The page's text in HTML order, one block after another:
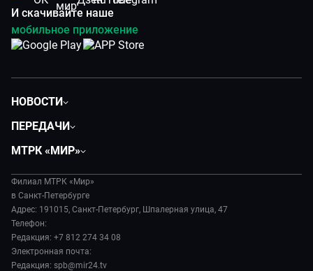
И скачивайте наше
мобильное приложение
НОВОСТИ
Происшествия
Экономика
Культура
ПЕРЕДАЧИ
Игра в кино
Исторический детектив
Миллион за 5 минут
МИР. Мнение
Мировое соглашение
МТРК «МИР»
История
Руководство
Новости компании
Пресса о нас
Карьера
Филиал МТРК «Мир»
в Санкт-Петербурге
Адрес: 191015, Санкт-Петербург, Шпалерная улица, 47
Телефон:
Редакция: +7 812 274 34 08
Электронная почта:
Редакция: spb@mir24.tv